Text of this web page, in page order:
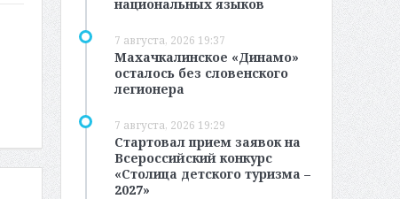
национальных языков
7 августа, 2026 19:37
Махачкалинское «Динамо»
осталось без словенского
легионера
7 августа, 2026 19:29
Стартовал прием заявок на
Всероссийский конкурс
«Столица детского туризма –
2027»